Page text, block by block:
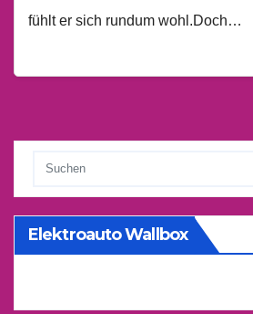
fühlt er sich rundum wohl.Doch…
Elektroauto Wallbox